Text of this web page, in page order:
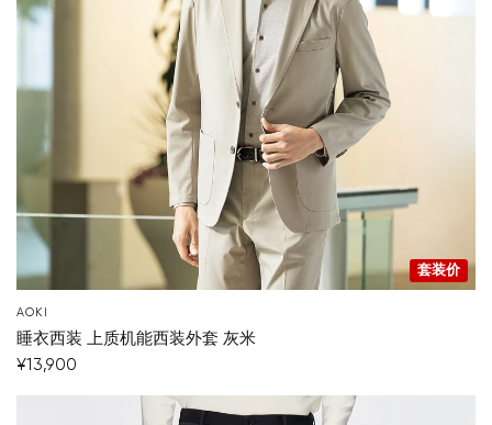
套装价
AOKI
睡衣西装 上质机能西装外套 灰米
¥13,900